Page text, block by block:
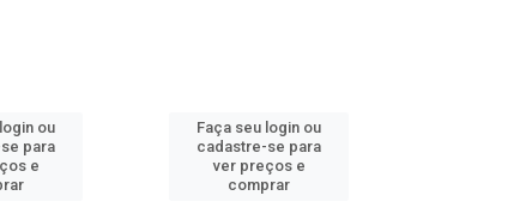
ou
para
e
Faça seu login ou
cadastre-se para
ver preços e
comprar